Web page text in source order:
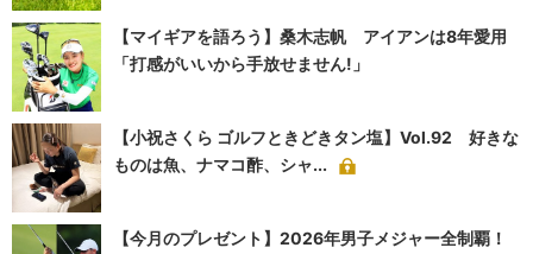
【マイギアを語ろう】桑木志帆 アイアンは8年愛用
「打感がいいから手放せません!」
【小祝さくら ゴルフときどきタン塩】Vol.92 好きな
ものは魚、ナマコ酢、シャ...
【今月のプレゼント】2026年男子メジャー全制覇！